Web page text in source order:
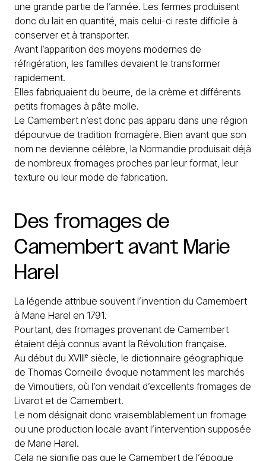
une grande partie de l’année. Les fermes produisent
donc du lait en quantité, mais celui-ci reste difficile à
conserver et à transporter.
Avant l’apparition des moyens modernes de
réfrigération, les familles devaient le transformer
rapidement.
Elles fabriquaient du beurre, de la crème et différents
petits fromages à pâte molle.
Le Camembert n’est donc pas apparu dans une région
dépourvue de tradition fromagère. Bien avant que son
nom ne devienne célèbre, la Normandie produisait déjà
de nombreux fromages proches par leur format, leur
texture ou leur mode de fabrication.
Des fromages de
Camembert avant Marie
Harel
La légende attribue souvent l’invention du Camembert
à Marie Harel en 1791.
Pourtant, des fromages provenant de Camembert
étaient déjà connus avant la Révolution française.
Au début du XVIIIᵉ siècle, le dictionnaire géographique
de Thomas Corneille évoque notamment les marchés
de Vimoutiers, où l’on vendait d’excellents fromages de
Livarot et de Camembert.
Le nom désignait donc vraisemblablement un fromage
ou une production locale avant l’intervention supposée
de Marie Harel.
Cela ne signifie pas que le Camembert de l’époque